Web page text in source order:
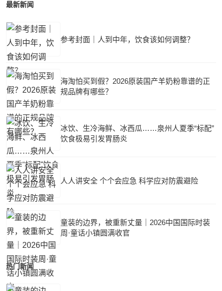
最新新闻
参考封面｜人到中年，饮食该如何调整？
海淘怕买到假？2026原装国产羊奶粉靠谱的正
规品牌有哪些？
冰饮、生冷海鲜、冰西瓜……泉州人夏季“标配”
饮食极易引发胃肠炎
人人讲安全 个个会应急 科学应对防震避险
童装的边界，被重新丈量｜2026中国国际时装
周·童话小镇圆满收官
热门新闻